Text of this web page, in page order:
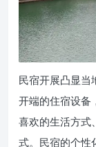
民宿开展凸显当
开端的住宿设备
喜欢的生活方式
式。民宿的个性